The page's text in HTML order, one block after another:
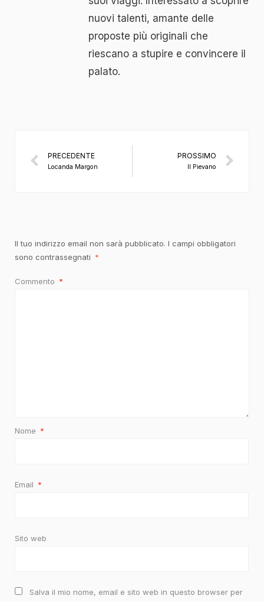
nuovi talenti, amante delle
proposte più originali che
riescano a stupire e convincere il
palato.
PRECEDENTE
Locanda Margon
PROSSIMO
Il Pievano
Il tuo indirizzo email non sarà pubblicato. I campi obbligatori
sono contrassegnati *
Commento *
Nome *
Email *
Sito web
Salva il mio nome, email e sito web in questo browser per